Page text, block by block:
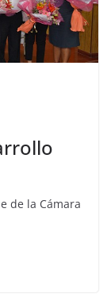
de la Cámara